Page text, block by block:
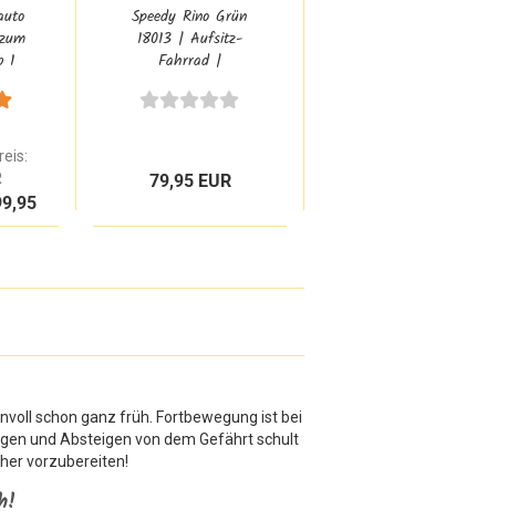
1
Speedy Rino Grün
18013 | Aufsitz-
Fahrrad |
Rutscher 18013
79,95 EUR
schon ganz früh. Fortbewegung ist bei
und Absteigen von dem Gefährt schult
vorzubereiten!